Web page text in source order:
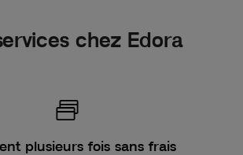
chez Edora
plusieurs fois sans frais